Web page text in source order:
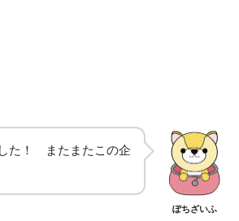
た！ またまたこの企
ぽちざいふ